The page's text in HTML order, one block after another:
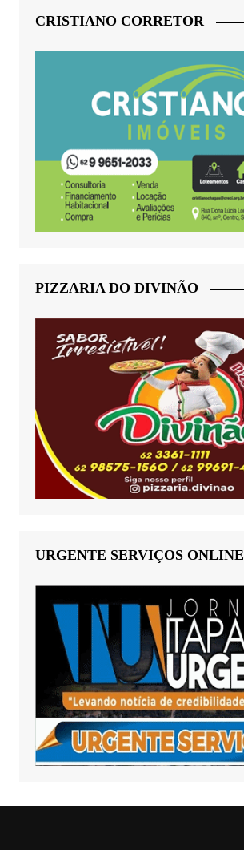
CRISTIANO CORRETOR
PIZZARIA DO DIVINÃO
URGENTE SERVIÇOS ONLINE